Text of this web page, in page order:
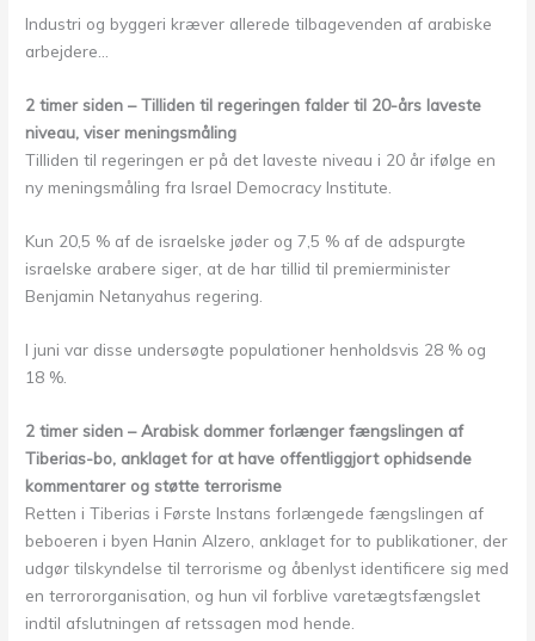
Industri og byggeri kræver allerede tilbagevenden af arabiske
arbejdere…
2 timer siden – Tilliden til regeringen falder til 20-års laveste
niveau, viser meningsmåling
Tilliden til regeringen er på det laveste niveau i 20 år ifølge en
ny meningsmåling fra Israel Democracy Institute.
Kun 20,5 % af de israelske jøder og 7,5 % af de adspurgte
israelske arabere siger, at de har tillid til premierminister
Benjamin Netanyahus regering.
I juni var disse undersøgte populationer henholdsvis 28 % og
18 %.
2 timer siden – Arabisk dommer forlænger fængslingen af
Tiberias-bo, anklaget for at have offentliggjort ophidsende
kommentarer og støtte terrorisme
Retten i Tiberias i Første Instans forlængede fængslingen af
beboeren i byen Hanin Alzero, anklaget for to publikationer, der
udgør tilskyndelse til terrorisme og åbenlyst identificere sig med
en terrororganisation, og hun vil forblive varetægtsfængslet
indtil afslutningen af retssagen mod hende.